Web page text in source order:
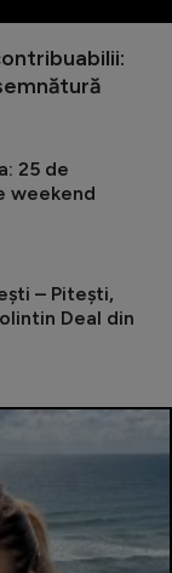
25 de
weekend
– Pitești,
Deal din